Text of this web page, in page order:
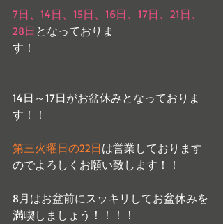
7日、14日、15日、16日、17日、21日、
28日 となっておりま
す！
14日～17日がお盆休みとなっておりま
す！！
第三火曜日の22日は営業しております
のでよろしくお願い致します！！
8月はお盆前にスッキリしてお盆休みを
満喫しましょう！！！！